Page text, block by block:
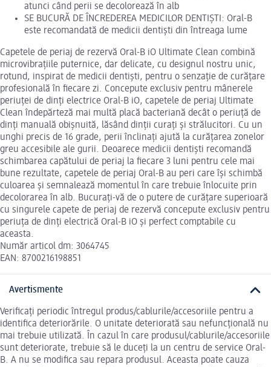
atunci când perii se decolorează în alb
SE BUCURĂ DE ÎNCREDEREA MEDICILOR DENTIȘTI: Oral-B
este recomandată de medicii dentiști din întreaga lume
Capetele de periaj de rezervă Oral-B iO Ultimate Clean combină
microvibrațiile puternice, dar delicate, cu designul nostru unic,
rotund, inspirat de medicii dentiști, pentru o senzație de curățare
profesională în fiecare zi. Concepute exclusiv pentru mânerele
periuței de dinți electrice Oral-B iO, capetele de periaj Ultimate
Clean îndepărteză mai multă placă bacteriană decât o periuță de
dinți manuală obișnuită, lăsând dinții curați și strălucitori. Cu un
unghi precis de 16 grade, perii înclinați ajută la curățarea zonelor
greu accesibile ale gurii. Deoarece medicii dentiști recomandă
schimbarea capătului de periaj la fiecare 3 luni pentru cele mai
bune rezultate, capetele de periaj Oral-B au peri care își schimbă
culoarea și semnalează momentul în care trebuie înlocuite prin
decolorarea în alb. Bucurați-vă de o putere de curățare superioară
cu singurele capete de periaj de rezervă concepute exclusiv pentru
periuța de dinți electrică Oral-B iO și perfect comptabile cu
aceasta.
Număr articol dm: 3064745
EAN: 8700216198851
Avertismente
Verificați periodic întregul produs/cablurile/accesoriile pentru a
identifica deteriorările. O unitate deteriorată sau nefuncțională nu
mai trebuie utilizată. În cazul în care produsul/cablurile/accesoriile
sunt deteriorate, trebuie să le duceți la un centru de service Oral-
B. A nu se modifica sau repara produsul. Aceasta poate cauza